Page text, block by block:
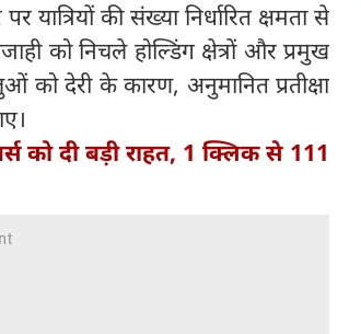
की संख्या निर्धारित क्षमता से
को निचले होल्डिंग क्षेत्रों और प्रमुख
को देरी के कारण, अनुमानित प्रतीक्षा
को दी बड़ी राहत, 1 क्लिक से 111